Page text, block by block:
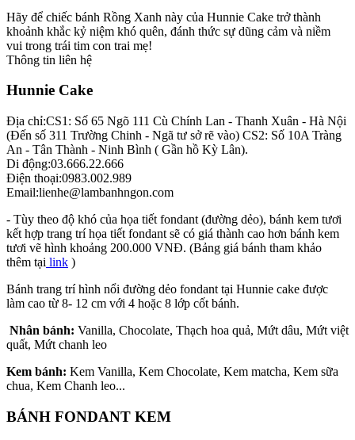
Hãy để chiếc bánh Rồng Xanh này của Hunnie Cake trở thành
khoảnh khắc kỷ niệm khó quên, đánh thức sự dũng cảm và niềm
vui trong trái tim con trai mẹ!
Thông tin liên hệ
Hunnie Cake
Địa chỉ:CS1: Số 65 Ngõ 111 Cù Chính Lan - Thanh Xuân - Hà Nội
(Đến số 311 Trường Chinh - Ngã tư sở rẽ vào) CS2: Số 10A Tràng
An - Tân Thành - Ninh Bình ( Gần hồ Kỳ Lân).
Di động:03.666.22.666
Điện thoại:0983.002.989
Email:lienhe@lambanhngon.com
- Tùy theo độ khó của họa tiết fondant (đường dẻo), bánh kem tươi
kết hợp trang trí họa tiết fondant sẽ có giá thành cao hơn bánh kem
tươi vẽ hình khoảng 200.000 VNĐ. (Bảng giá bánh tham khảo
thêm tại link )
Bánh trang trí hình nổi đường dẻo fondant tại Hunnie cake được
làm cao từ 8- 12 cm với 4 hoặc 8 lớp cốt bánh.
Nhân bánh: Vanilla, Chocolate, Thạch hoa quả, Mứt dâu, Mứt việt
quất, Mứt chanh leo
Kem bánh: Kem Vanilla, Kem Chocolate, Kem matcha, Kem sữa
chua, Kem Chanh leo...
BÁNH FONDANT KEM